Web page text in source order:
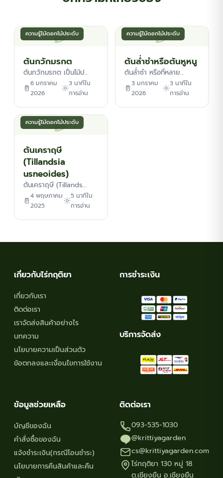
ความรู้ไม้ดอกไม้ประดับ
ต้นกวักมรกต
ต้นกวักมรกต เป็นไม้ป…
6 มกราคม
2026
3 นาทีใน
การอ่าน
ความรู้ไม้ดอกไม้ประดับ
ต้นล่ำซำหรือต้นหูหนู
ต้นล่ำซำ หรือที่หลาย…
3 มกราคม
2026
3 นาทีใน
การอ่าน
ความรู้ไม้ดอกไม้ประดับ
ต้นเคราฤษี
(Tillandsia
usneoides)
ต้นเคราฤษี (Tillands…
4 พฤษภาคม
2025
5 นาทีใน
การอ่าน
เกี่ยวกับไร่กฤติยา
เกี่ยวกับเรา
ติดต่อเรา
เราจัดส่งสินค้าอย่างไร
บทความ
นโยบายความเป็นส่วนตัว
ข้อตกลงและเงื่อนไขการใช้งาน
การชำระเงิน
บริการจัดส่ง
ข้อมูลช่วยเหลือ
บัญชีของฉัน
คำสั่งซื้อของฉัน
แจ้งชำระเงิน(กรณีโอนชำระ)
นโยบายการคืนสินค้าและคืน
ติดต่อเรา
093-535-1030
@krittiyagarden
cs@krittiyagarden.com
ไร่กฤติยา 130 หมู่ 18
ต.เชียงยืน อ.เชียงยืน